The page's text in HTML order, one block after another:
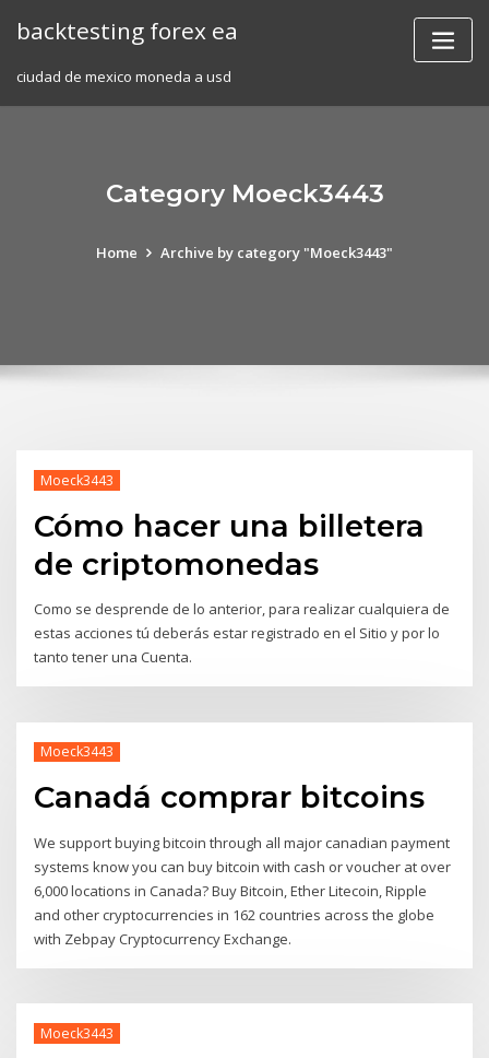
backtesting forex ea
ciudad de mexico moneda a usd
Category Moeck3443
Home Archive by category "Moeck3443"
Moeck3443
Cómo hacer una billetera
de criptomonedas
Como se desprende de lo anterior, para realizar cualquiera de
estas acciones tú deberás estar registrado en el Sitio y por lo
tanto tener una Cuenta.
Moeck3443
Canadá comprar bitcoins
We support buying bitcoin through all major canadian payment
systems know you can buy bitcoin with cash or voucher at over
6,000 locations in Canada? Buy Bitcoin, Ether Litecoin, Ripple
and other cryptocurrencies in 162 countries across the globe
with Zebpay Cryptocurrency Exchange.
Moeck3443